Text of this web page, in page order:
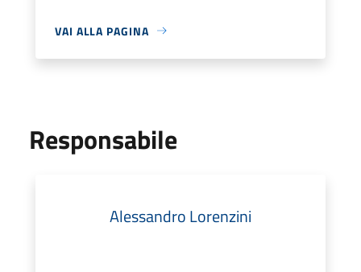
VAI ALLA PAGINA
Responsabile
Alessandro Lorenzini